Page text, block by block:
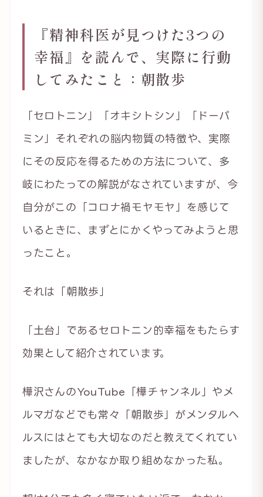
『精神科医が見つけた3つの
幸福』を読んで、実際に行動
してみたこと：朝散歩
「セロトニン」「オキシトシン」「ドーパ
ミン」それぞれの脳内物質の特徴や、実際
にその反応を得るための方法について、多
岐にわたっての解説がなされていますが、今
自分がこの「コロナ禍モヤモヤ」を感じて
いるときに、まずとにかくやってみようと思
ったこと。
それは「朝散歩」
「土台」であるセロトニン的幸福をもたらす
効果として紹介されています。
樺沢さんのYouTube「樺チャンネル」やメ
ルマガなどでも常々「朝散歩」がメンタルヘ
ルスにはとても大切なのだと教えてくれてい
ましたが、なかなか取り組めなかった私。